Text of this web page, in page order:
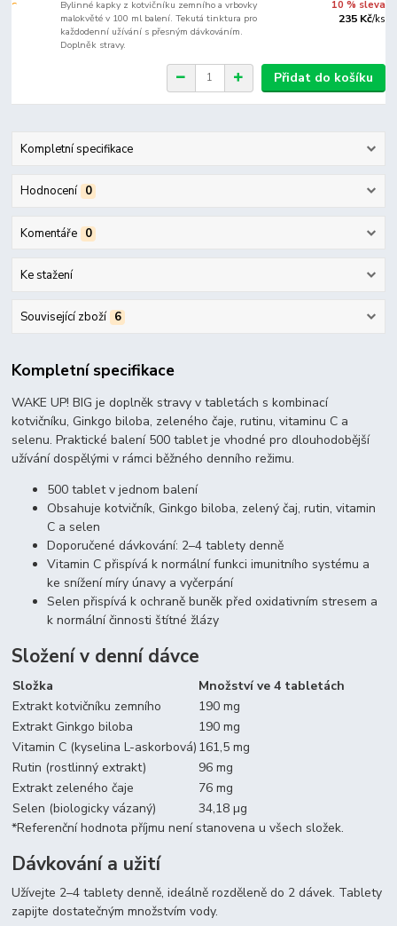
Bylinné kapky z kotvičníku zemního a vrbovky
malokvěté v 100 ml balení. Tekutá tinktura pro
každodenní užívání s přesným dávkováním.
Doplněk stravy.
10 % sleva
235 Kč/ks
Přidat do košíku
Kompletní specifikace
Hodnocení 0
Komentáře 0
Ke stažení
Související zboží 6
Kompletní specifikace
WAKE UP! BIG je doplněk stravy v tabletách s kombinací
kotvičníku, Ginkgo biloba, zeleného čaje, rutinu, vitaminu C a
selenu. Praktické balení 500 tablet je vhodné pro dlouhodobější
užívání dospělými v rámci běžného denního režimu.
500 tablet v jednom balení
Obsahuje kotvičník, Ginkgo biloba, zelený čaj, rutin, vitamin
C a selen
Doporučené dávkování: 2–4 tablety denně
Vitamin C přispívá k normální funkci imunitního systému a
ke snížení míry únavy a vyčerpání
Selen přispívá k ochraně buněk před oxidativním stresem a
k normální činnosti štítné žlázy
Složení v denní dávce
Složka
Množství ve 4 tabletách
Extrakt kotvičníku zemního
190 mg
Extrakt Ginkgo biloba
190 mg
Vitamin C (kyselina L-askorbová) 161,5 mg
Rutin (rostlinný extrakt)
96 mg
Extrakt zeleného čaje
76 mg
Selen (biologicky vázaný)
34,18 µg
*Referenční hodnota příjmu není stanovena u všech složek.
Dávkování a užití
Užívejte 2–4 tablety denně, ideálně rozděleně do 2 dávek. Tablety
zapijte dostatečným množstvím vody.